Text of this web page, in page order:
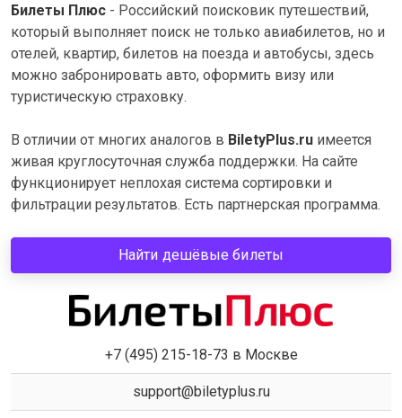
Билеты Плюс - Российский поисковик путешествий,
который выполняет поиск не только авиабилетов, но и
отелей, квартир, билетов на поезда и автобусы, здесь
можно забронировать авто, оформить визу или
туристическую страховку.
В отличии от многих аналогов в BiletyPlus.ru имеется
живая круглосуточная служба поддержки. На сайте
функционирует неплохая система сортировки и
фильтрации результатов. Есть партнерская программа.
Найти дешёвые билеты
+7 (495) 215-18-73 в Москве
support@biletyplus.ru